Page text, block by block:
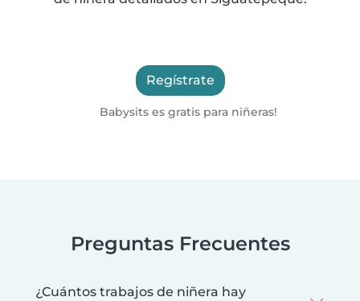
Regístrate
Babysits es gratis para niñeras!
Preguntas Frecuentes
¿Cuántos trabajos de niñera hay